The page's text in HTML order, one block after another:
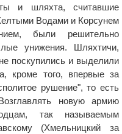
и шляхта, считавшие
Водами и Корсунем
были решительно
унижения. Шляхтичи,
поскупились и выделили
кроме того, впервые за
рушение", то есть
новую армию
так называемым
(Хмельницкий за